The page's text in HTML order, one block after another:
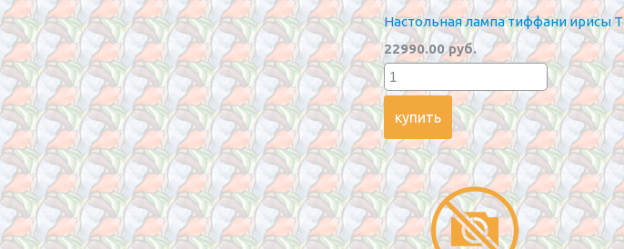
Настольная лампа тиффани ирисы T
22990.00 руб.